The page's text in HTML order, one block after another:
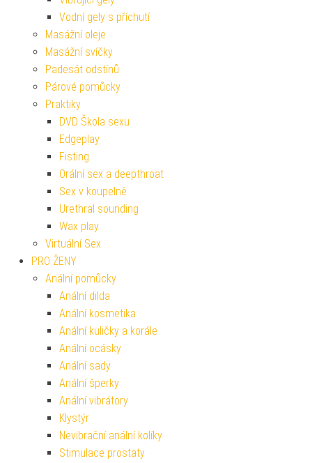
Vodní gely s příchutí
Masážní oleje
Masážní svíčky
Padesát odstínů
Párové pomůcky
Praktiky
DVD Škola sexu
Edgeplay
Fisting
Orální sex a deepthroat
Sex v koupelně
Urethral sounding
Wax play
Virtuální Sex
PRO ŽENY
Anální pomůcky
Anální dilda
Anální kosmetika
Anální kuličky a korále
Anální ocásky
Anální sady
Anální šperky
Anální vibrátory
Klystýr
Nevibrační anální kolíky
Stimulace prostaty